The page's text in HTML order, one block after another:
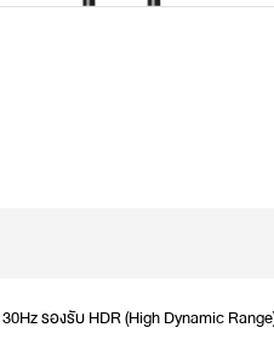
รองรับ HDR (High Dynamic